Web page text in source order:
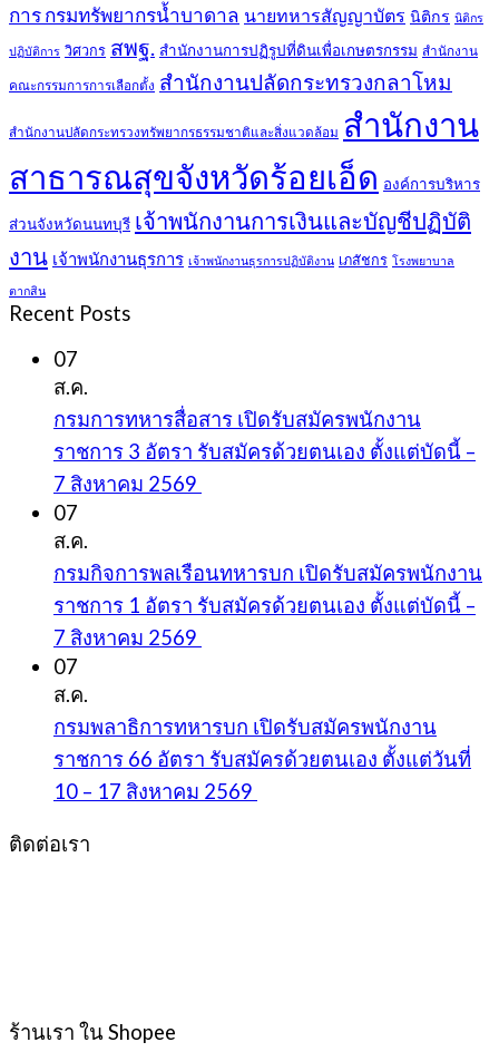
การ กรมทรัพยากรน้ำบาดาล นายทหารสัญญาบัตร นิติกร นิติกร
ปฏิบัติการ วิศวกร สพฐ. สำนักงานการปฏิรูปที่ดินเพื่อเกษตรกรรม สำนักงาน
คณะกรรมการการเลือกตั้ง สำนักงานปลัดกระทรวงกลาโหม
สำนักงานปลัดกระทรวงทรัพยากรธรรมชาติและสิ่งแวดล้อม สำนักงาน
สาธารณสุขจังหวัดร้อยเอ็ด องค์การบริหาร
ส่วนจังหวัดนนทบุรี เจ้าพนักงานการเงินและบัญชีปฏิบัติ
งาน เจ้าพนักงานธุรการ เจ้าพนักงานธุรการปฏิบัติงาน เภสัชกร โรงพยาบาล
ตากสิน
Recent Posts
07
ส.ค.
กรมการทหารสื่อสาร เปิดรับสมัครพนักงาน
ราชการ 3 อัตรา รับสมัครด้วยตนเอง ตั้งแต่บัดนี้ –
7 สิงหาคม 2569
07
ส.ค.
กรมกิจการพลเรือนทหารบก เปิดรับสมัครพนักงาน
ราชการ 1 อัตรา รับสมัครด้วยตนเอง ตั้งแต่บัดนี้ –
7 สิงหาคม 2569
07
ส.ค.
กรมพลาธิการทหารบก เปิดรับสมัครพนักงาน
ราชการ 66 อัตรา รับสมัครด้วยตนเอง ตั้งแต่วันที่
10 – 17 สิงหาคม 2569
ติดต่อเรา
ร้านเรา ใน Shopee